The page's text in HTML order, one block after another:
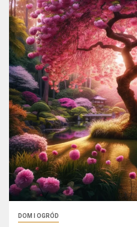
DOM I OGRÓD